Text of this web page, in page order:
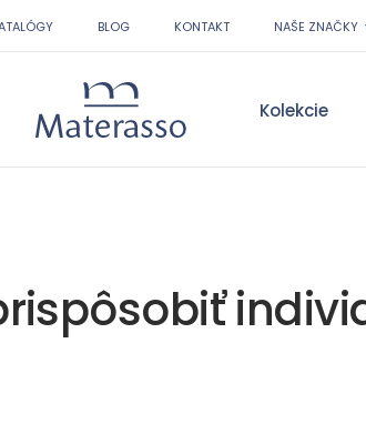
BLOG KONTAKT NAŠE ZNAČKY
Materasso Kolekcie